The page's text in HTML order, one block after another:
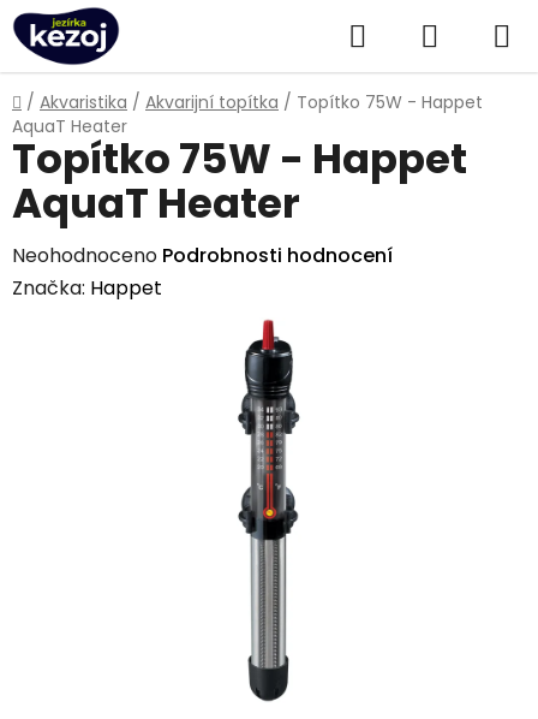
Přejít
na
obsah
Hledat
KOŠÍK
Domů
/ Akvaristika / Akvarijní topítka / Topítko 75W - Happet
AquaT Heater
Topítko 75W - Happet
AquaT Heater
Průměrné
hodnocení
Neohodnoceno Podrobnosti hodnocení
Značka: Happet